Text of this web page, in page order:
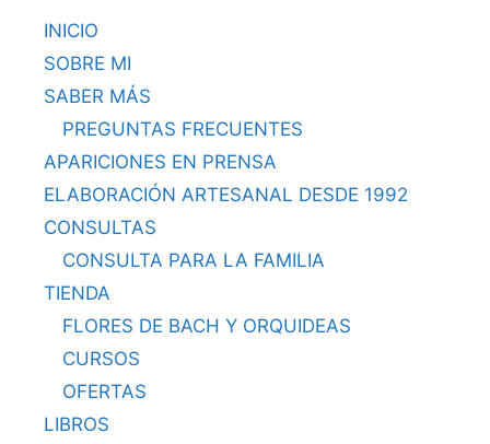
INICIO
SOBRE MI
SABER MÁS
PREGUNTAS FRECUENTES
APARICIONES EN PRENSA
ELABORACIÓN ARTESANAL DESDE 1992
CONSULTAS
CONSULTA PARA LA FAMILIA
TIENDA
FLORES DE BACH Y ORQUIDEAS
CURSOS
OFERTAS
LIBROS